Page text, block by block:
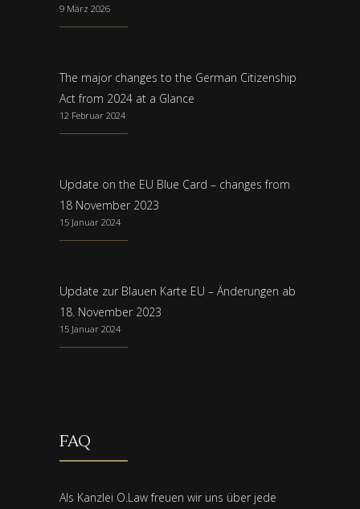
9 März 2026
The major changes to the German Citizenship
Act from 2024 at a Glance
12 Februar 2024
Update on the EU Blue Card – changes from
18 November 2023
15 Januar 2024
Update zur Blauen Karte EU – Änderungen ab
18. November 2023
15 Januar 2024
FAQ
Als Kanzlei O.Law freuen wir uns über jede